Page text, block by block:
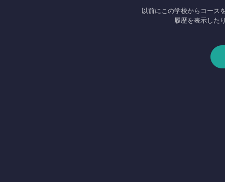
以前にこの学校からコース
履歴を表示した